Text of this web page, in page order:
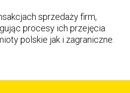
sprzedaży firm,
procesy ich przejęcia
polskie jak i zagraniczne.